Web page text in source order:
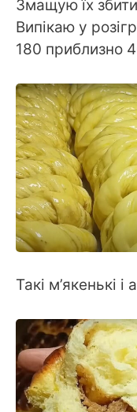
Змащую їх
Випікаю у
180 приблизно
Такі м’якенькі